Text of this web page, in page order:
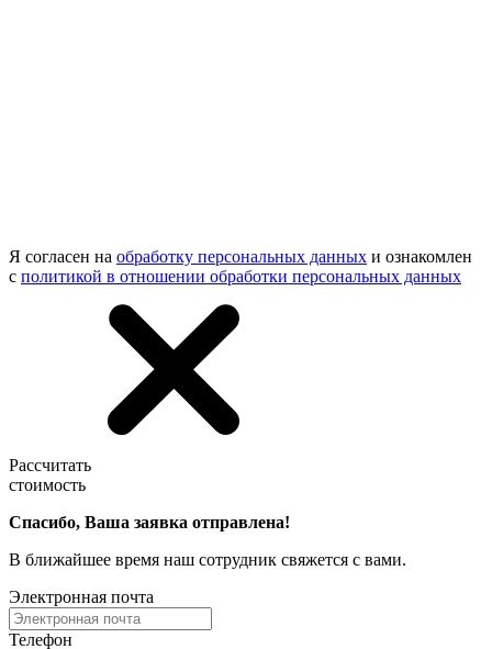
Я согласен на обработку персональных данных и ознакомлен
с политикой в отношении обработки персональных данных
Рассчитать
стоимость
Спасибо, Ваша заявка отправлена!
В ближайшее время наш сотрудник свяжется с вами.
Электронная почта
Телефон